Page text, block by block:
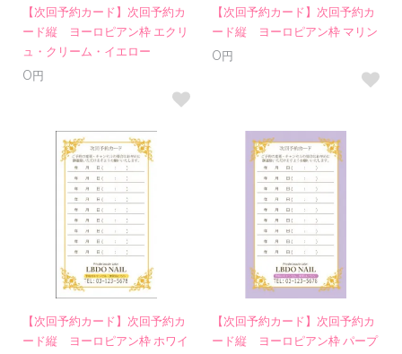
【次回予約カード】次回予約カ
ード縦 ヨーロピアン枠 エクリ
ュ・クリーム・イエロー
0円
【次回予約カード】次回予約カ
ード縦 ヨーロピアン枠 マリン
0円
【次回予約カード】次回予約カ
ード縦 ヨーロピアン枠 ホワイ
【次回予約カード】次回予約カ
ード縦 ヨーロピアン枠 パープ